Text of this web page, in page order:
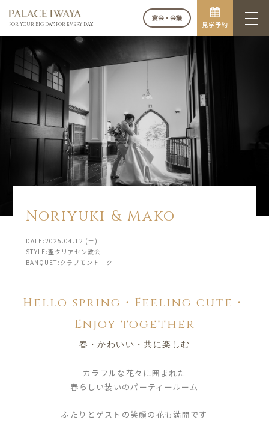
FOR YOUR BIG DAY. FOR EVERY DAY.
宴会・会議
見学予約
Noriyuki & Mako
DATE:2025.04.12 (土)
STYLE:聖タリアセン教会
BANQUET:クラブモントーク
Hello spring・Feeling cute・
Enjoy together
春・かわいい・共に楽しむ
カラフルな花々に囲まれた
春らしい装いのパーティールーム
ふたりとゲストの笑顔の花も満開です